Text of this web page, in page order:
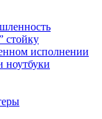
стойку
исполнении
ноутбуки